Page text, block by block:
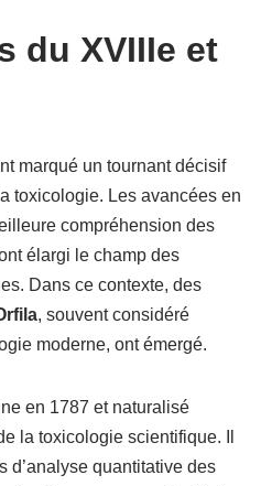
du XVIIIe et
marqué un tournant décisif
toxicologie. Les avancées en
compréhension des
élargi le champ des
Dans ce contexte, des
, souvent considéré
moderne, ont émergé.
en 1787 et naturalisé
la toxicologie scientifique. Il
d’analyse quantitative des